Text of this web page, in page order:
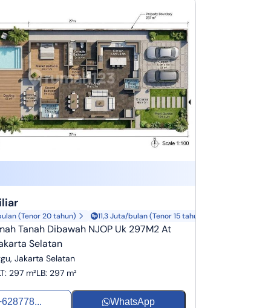
(Tenor 20 tahun) 11,3 Juta/bulan (Tenor 15 tahun)
Tanah Dibawah NJOP Uk 297M2 At
Selatan
Jakarta Selatan
: 297 m²LB: 297 m²
WhatsApp